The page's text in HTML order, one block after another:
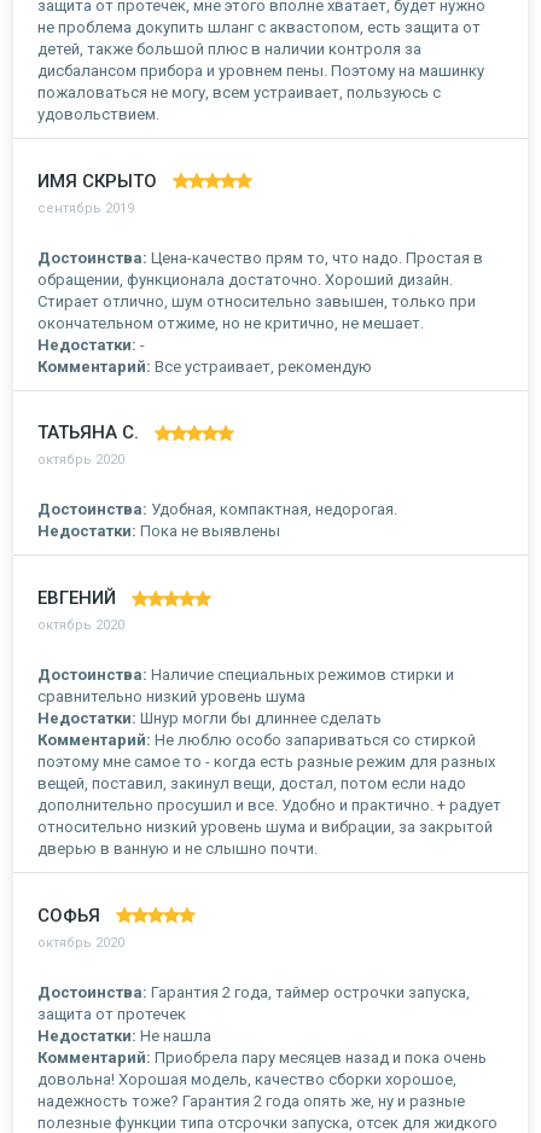
защита от протечек, мне этого вполне хватает, будет нужно
не проблема докупить шланг с аквастопом, есть защита от
детей, также большой плюс в наличии контроля за
дисбалансом прибора и уровнем пены. Поэтому на машинку
пожаловаться не могу, всем устраивает, пользуюсь с
удовольствием.
ИМЯ СКРЫТО
сентябрь 2019
Достоинства: Цена-качество прям то, что надо. Простая в
обращении, функционала достаточно. Хороший дизайн.
Стирает отлично, шум относительно завышен, только при
окончательном отжиме, но не критично, не мешает.
Недостатки: -
Комментарий: Все устраивает, рекомендую
ТАТЬЯНА С.
октябрь 2020
Достоинства: Удобная, компактная, недорогая.
Недостатки: Пока не выявлены
ЕВГЕНИЙ
октябрь 2020
Достоинства: Наличие специальных режимов стирки и
сравнительно низкий уровень шума
Недостатки: Шнур могли бы длиннее сделать
Комментарий: Не люблю особо запариваться со стиркой
поэтому мне самое то - когда есть разные режим для разных
вещей, поставил, закинул вещи, достал, потом если надо
дополнительно просушил и все. Удобно и практично. + радует
относительно низкий уровень шума и вибрации, за закрытой
дверью в ванную и не слышно почти.
СОФЬЯ
октябрь 2020
Достоинства: Гарантия 2 года, таймер острочки запуска,
защита от протечек
Недостатки: Не нашла
Комментарий: Приобрела пару месяцев назад и пока очень
довольна! Хорошая модель, качество сборки хорошое,
надежность тоже? Гарантия 2 года опять же, ну и разные
полезные функции типа отсрочки запуска, отсек для жидкого